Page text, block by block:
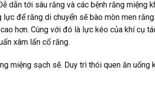
dẫn tới sâu răng và các bệnh răng miệng
để răng di chuyển sẽ bào mòn men
hơn. Cùng với đó là lực kéo của khí cụ
xâm lấn cổ răng.
miệng sạch sẽ. Duy trì thói quen ăn uống